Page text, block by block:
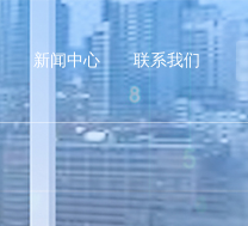
新闻中心 联系我们